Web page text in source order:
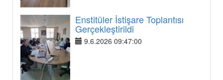
Enstitüler İstişare Toplantısı
Gerçekleştirildi
9.6.2026 09:47:00